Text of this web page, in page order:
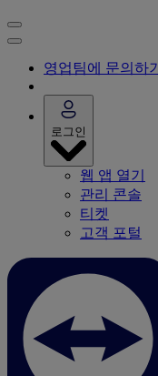
영업팀에 문의하기
로그인
웹 앱 열기
관리 콘솔
티켓
고객 포털